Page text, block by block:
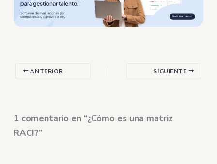
ANTERIOR SIGUIENTE
1 comentario en “¿Cómo es una matriz
RACI?”